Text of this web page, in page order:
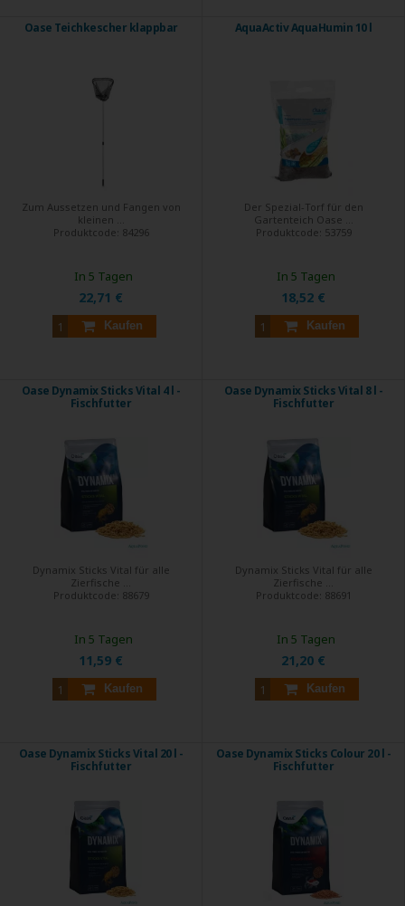
Oase Teichkescher klappbar
Zum Aussetzen und Fangen von
kleinen ...
Produktcode: 84296
22,71 €
Kaufen
In 5 Tagen
AquaActiv AquaHumin 10 l
Der Spezial-Torf für den
Gartenteich Oase ...
Produktcode: 53759
18,52 €
Kaufen
In 5 Tagen
Oase Dynamix Sticks Vital 4 l -
Fischfutter
Dynamix Sticks Vital für alle
Zierfische ...
Produktcode: 88679
11,59 €
Kaufen
In 5 Tagen
Oase Dynamix Sticks Vital 8 l -
Fischfutter
Dynamix Sticks Vital für alle
Zierfische ...
Produktcode: 88691
21,20 €
Kaufen
In 5 Tagen
Oase Dynamix Sticks Vital 20 l -
Fischfutter
Oase Dynamix Sticks Colour 20 l -
Fischfutter